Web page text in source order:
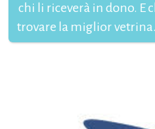
chi li riceverà in dono. E
trovare la miglior vetrina.